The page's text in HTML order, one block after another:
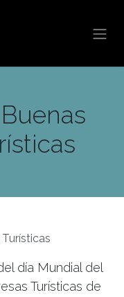
día Mundial del
Turísticas de